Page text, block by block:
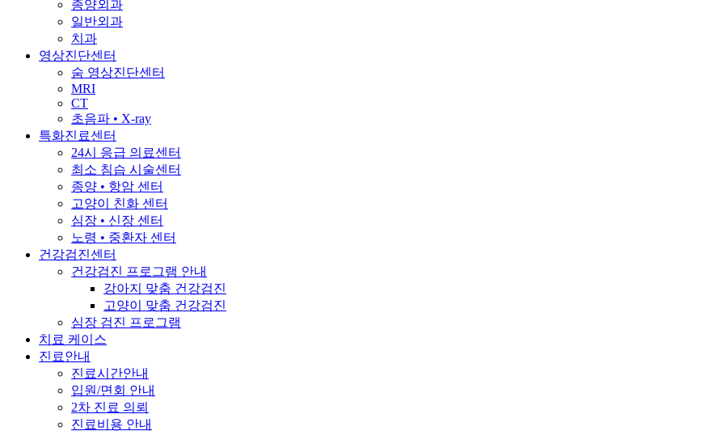
종양외과
일반외과
치과
영상진단센터
숨 영상진단센터
MRI
CT
초음파 • X-ray
특화진료센터
24시 응급 의료센터
최소 침습 시술센터
종양 • 항암 센터
고양이 친화 센터
심장 • 신장 센터
노령 • 중환자 센터
건강검진센터
건강검진 프로그램 안내
강아지 맞춤 건강검진
고양이 맞춤 건강검진
심장 검진 프로그램
치료 케이스
진료안내
진료시간안내
입원/면회 안내
2차 진료 의뢰
진료비용 안내